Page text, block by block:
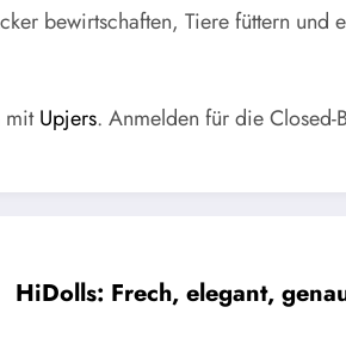
bewirtschaften, Tiere füttern und
mitUpjers. Anmelden für die Closed-
HiDolls: Frech, elegant,